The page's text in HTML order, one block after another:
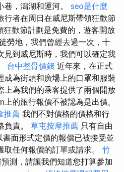
巷，潟湖和運河。 seo是什麼
行者在周日在威尼斯帶領狂歡節
狂歡節計劃是免費的，遊客開放
勞地，我們曾經去過一次，十
見到威尼斯時，我們可以確定我
台中整骨價錢 近年來，在正式
成為街頭和廣場上的口罩和服裝
上為我們的乘客提供了兩個開放
的旅行報價不被認為是出價。
推薦 我們不對價格的價格和行
負責。 草屯按摩推薦 只有自由
面形式定價的報價已被接受並
任何報價的訂單或請求。 竹
測，請讓我們知道您打算參加